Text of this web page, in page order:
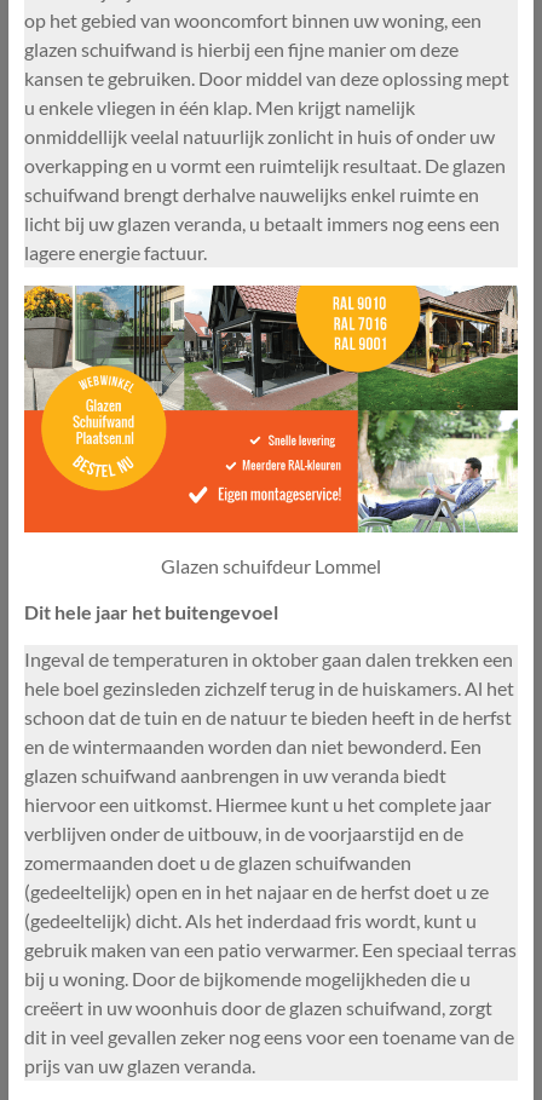
op het gebied van wooncomfort binnen uw woning, een
glazen schuifwand is hierbij een fijne manier om deze
kansen te gebruiken. Door middel van deze oplossing mept
u enkele vliegen in één klap. Men krijgt namelijk
onmiddellijk veelal natuurlijk zonlicht in huis of onder uw
overkapping en u vormt een ruimtelijk resultaat. De glazen
schuifwand brengt derhalve nauwelijks enkel ruimte en
licht bij uw glazen veranda, u betaalt immers nog eens een
lagere energie factuur.
Glazen schuifdeur Lommel
Dit hele jaar het buitengevoel
Ingeval de temperaturen in oktober gaan dalen trekken een
hele boel gezinsleden zichzelf terug in de huiskamers. Al het
schoon dat de tuin en de natuur te bieden heeft in de herfst
en de wintermaanden worden dan niet bewonderd. Een
glazen schuifwand aanbrengen in uw veranda biedt
hiervoor een uitkomst. Hiermee kunt u het complete jaar
verblijven onder de uitbouw, in de voorjaarstijd en de
zomermaanden doet u de glazen schuifwanden
(gedeeltelijk) open en in het najaar en de herfst doet u ze
(gedeeltelijk) dicht. Als het inderdaad fris wordt, kunt u
gebruik maken van een patio verwarmer. Een speciaal terras
bij u woning. Door de bijkomende mogelijkheden die u
creëert in uw woonhuis door de glazen schuifwand, zorgt
dit in veel gevallen zeker nog eens voor een toename van de
prijs van uw glazen veranda.